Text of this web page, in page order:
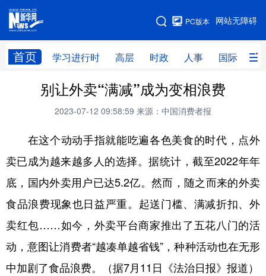
网站无障碍
PC版本
首页 学习进行时 高层 时政 人事 国际 财
网站地图
学习进行时 高层 时政 人事
财经 网评
台湾 思客智库 全球连线 教育
科技 科创 量子 体育
文化 书画 健康 军事
食品 信息化 数字经济
别让外卖“满减”成为变相浪费
2023-07-12 09:58:59 来源：中国消费者报
在这个动动手指就能吃遍各色美食的时代，点外
卖已成为越来越多人的选择。据统计，截至2022年年
底，国内外卖用户已达5.2亿。然而，随之而来的外卖
食品浪费现象也日益严重。起送门槛、满减折扣、外
卖红包……如今，外卖平台商家推出了五花八门的活
动，意图让消费者“越凑单越省钱”，种种活动也在无形
中加剧了食品浪费。（据7月11日《法治日报》报道）